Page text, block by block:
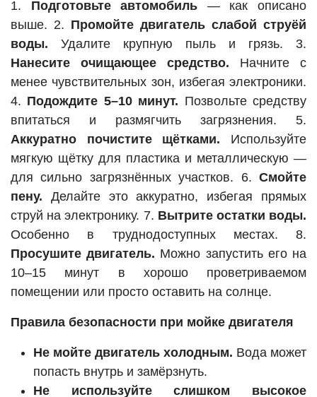
1. Подготовьте автомобиль — как описано
выше. 2. Промойте двигатель слабой струёй
воды. Удалите крупную пыль и грязь. 3.
Нанесите очищающее средство. Начните с
менее чувствительных зон, избегая электроники.
4. Подождите 5–10 минут. Позвольте средству
впитаться и размягчить загрязнения. 5.
Аккуратно почистите щётками. Используйте
мягкую щётку для пластика и металлическую —
для сильно загрязнённых участков. 6. Смойте
пену. Делайте это аккуратно, избегая прямых
струй на электронику. 7. Вытрите остатки воды.
Особенно в труднодоступных местах. 8.
Просушите двигатель. Можно запустить его на
10–15 минут в хорошо проветриваемом
помещении или просто оставить на солнце.
Правила безопасности при мойке двигателя
Не мойте двигатель холодным. Вода может
попасть внутрь и замёрзнуть.
Не используйте слишком высокое